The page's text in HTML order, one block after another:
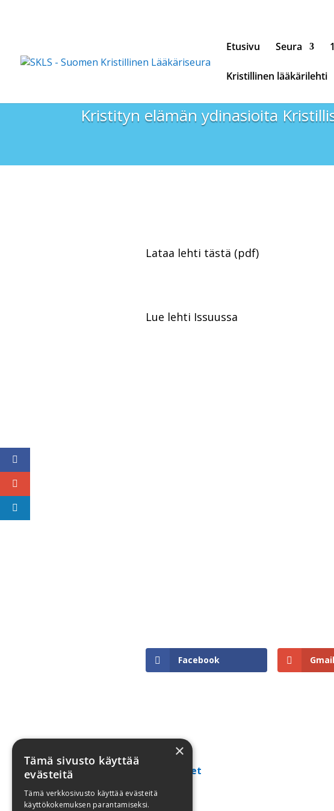
Etusivu Seura
Kristillinen lääkärilehti
Kristityn elämän ydinasioita
Lataa lehti tästä (pdf)
Lue lehti Issuussa
Facebook Gmail
Kaikki ajankohtaiset
×
Tämä sivusto käyttää
evästeitä
Tämä verkkosivusto käyttää evästeitä
käyttökokemuksen parantamiseksi.